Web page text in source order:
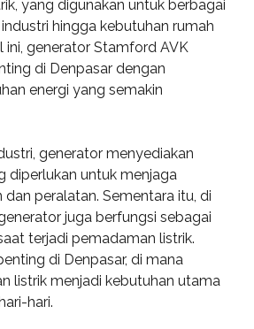
yang digunakan untuk berbagai
hingga kebutuhan rumah
ini, generator Stamford AVK
di Denpasar dengan
energi yang semakin
generator menyediakan
diperlukan untuk menjaga
peralatan. Sementara itu, di
juga berfungsi sebagai
terjadi pemadaman listrik.
di Denpasar, di mana
listrik menjadi kebutuhan utama
hari.